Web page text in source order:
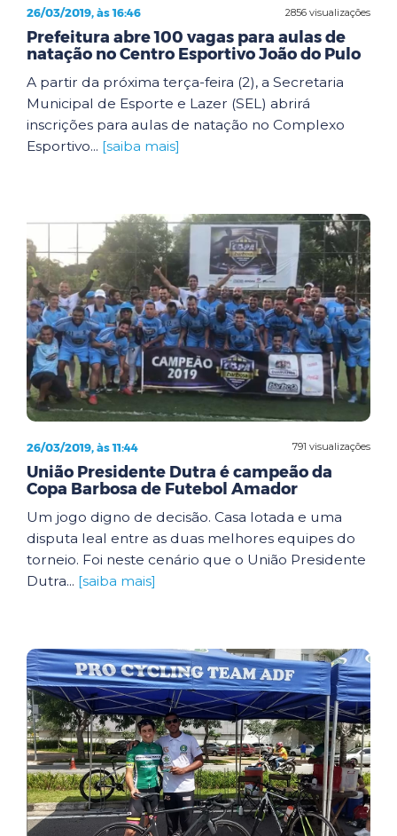
2856 visualizações
26/03/2019, às 16:46
Prefeitura abre 100 vagas para aulas de
natação no Centro Esportivo João do Pulo
A partir da próxima terça-feira (2), a Secretaria
Municipal de Esporte e Lazer (SEL) abrirá
inscrições para aulas de natação no Complexo
Esportivo... [saiba mais]
791 visualizações
26/03/2019, às 11:44
União Presidente Dutra é campeão da
Copa Barbosa de Futebol Amador
Um jogo digno de decisão. Casa lotada e uma
disputa leal entre as duas melhores equipes do
torneio. Foi neste cenário que o União Presidente
Dutra... [saiba mais]